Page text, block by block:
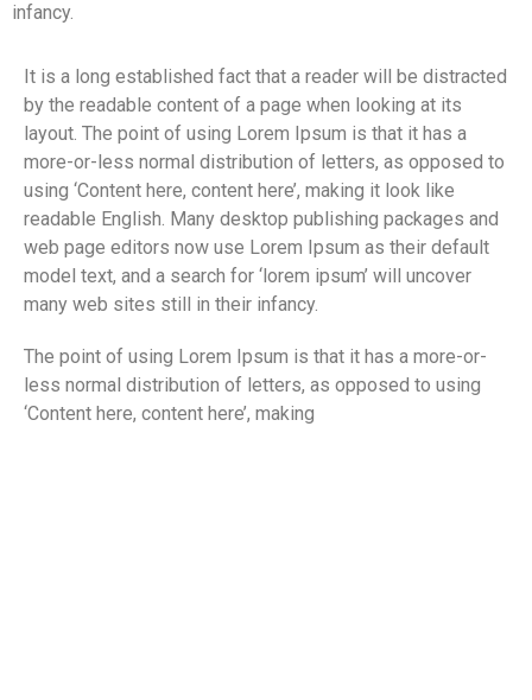
infancy.
It is a long established fact that a reader will be distracted
by the readable content of a page when looking at its
layout. The point of using Lorem Ipsum is that it has a
more-or-less normal distribution of letters, as opposed to
using ‘Content here, content here’, making it look like
readable English. Many desktop publishing packages and
web page editors now use Lorem Ipsum as their default
model text, and a search for ‘lorem ipsum’ will uncover
many web sites still in their infancy.
The point of using Lorem Ipsum is that it has a more-or-
less normal distribution of letters, as opposed to using
‘Content here, content here’, making